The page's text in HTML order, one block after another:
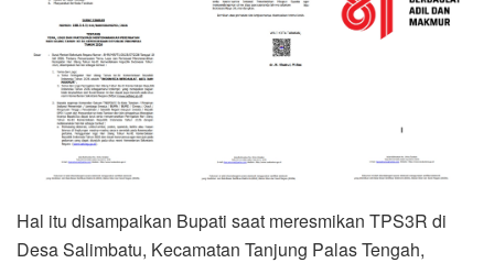
Hal itu disampaikan Bupati saat meresmikan TPS3R di
Desa Salimbatu, Kecamatan Tanjung Palas Tengah,